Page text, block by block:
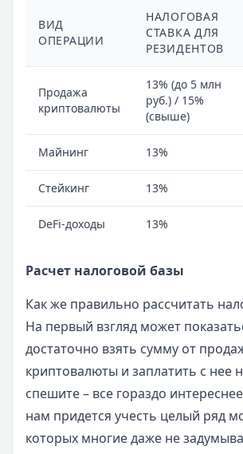
ВИД
ОПЕРАЦИИ
НАЛОГОВАЯ
СТАВКА ДЛЯ
РЕЗИДЕНТОВ
Продажа
криптовалюты
13% (до 5 млн
руб.) / 15%
(свыше)
Майнинг 13%
Стейкинг 13%
DeFi-доходы 13%
Расчет налоговой базы
Как же правильно рассчитать
На первый взгляд может
достаточно взять сумму от
криптовалюты и заплатить с нее
спешите – все гораздо
нам придется учесть целый ряд
которых многие даже не